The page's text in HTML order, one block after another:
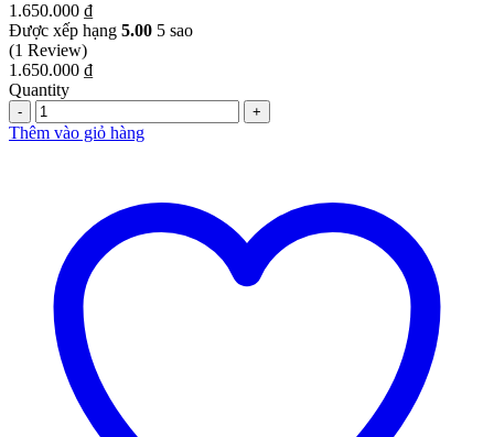
1.650.000 ₫
Được xếp hạng 5.00 5 sao
(1 Review)
1.650.000 ₫
Quantity
Quantity
Thêm vào giỏ hàng